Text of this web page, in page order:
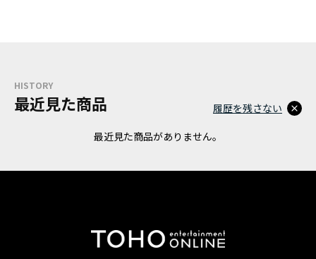
HISTORY
最近見た商品
最近見た商品がありません。
履歴を残さない